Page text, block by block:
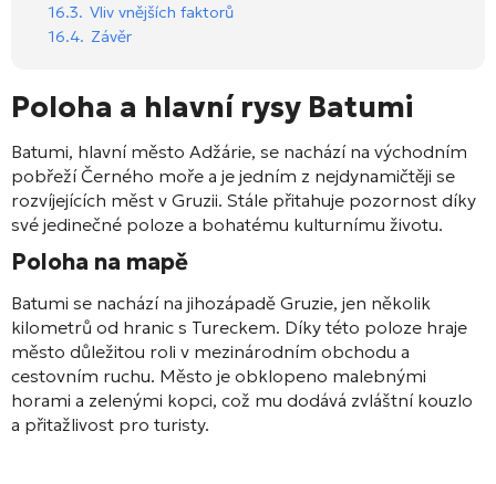
16.3. Vliv vnějších faktorů
16.4. Závěr
Poloha a hlavní rysy Batumi
Batumi, hlavní město Adžárie, se nachází na východním
pobřeží Černého moře a je jedním z nejdynamičtěji se
rozvíjejících měst v Gruzii. Stále přitahuje pozornost díky
své jedinečné poloze a bohatému kulturnímu životu.
Poloha na mapě
Batumi se nachází na jihozápadě Gruzie, jen několik
kilometrů od hranic s Tureckem. Díky této poloze hraje
město důležitou roli v mezinárodním obchodu a
cestovním ruchu. Město je obklopeno malebnými
horami a zelenými kopci, což mu dodává zvláštní kouzlo
a přitažlivost pro turisty.